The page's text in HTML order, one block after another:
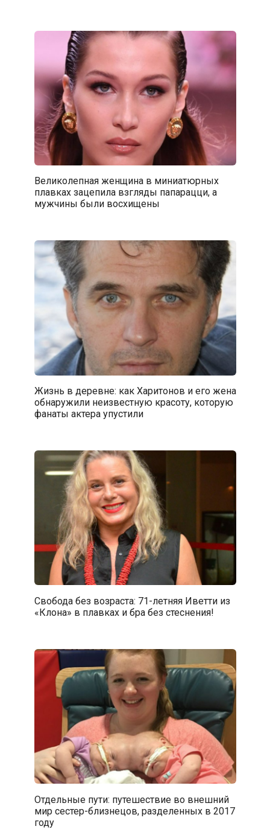
Великолепная женщина в миниатюрных
плавках зацепила взгляды папарацци, а
мужчины были восхищены
Жизнь в деревне: как Харитонов и его жена
обнаружили неизвестную красоту, которую
фанаты актера упустили
Свобода без возраста: 71-летняя Иветти из
«Клона» в плавках и бра без стеснения!
Отдельные пути: путешествие во внешний
мир сестер-близнецов, разделенных в 2017
году